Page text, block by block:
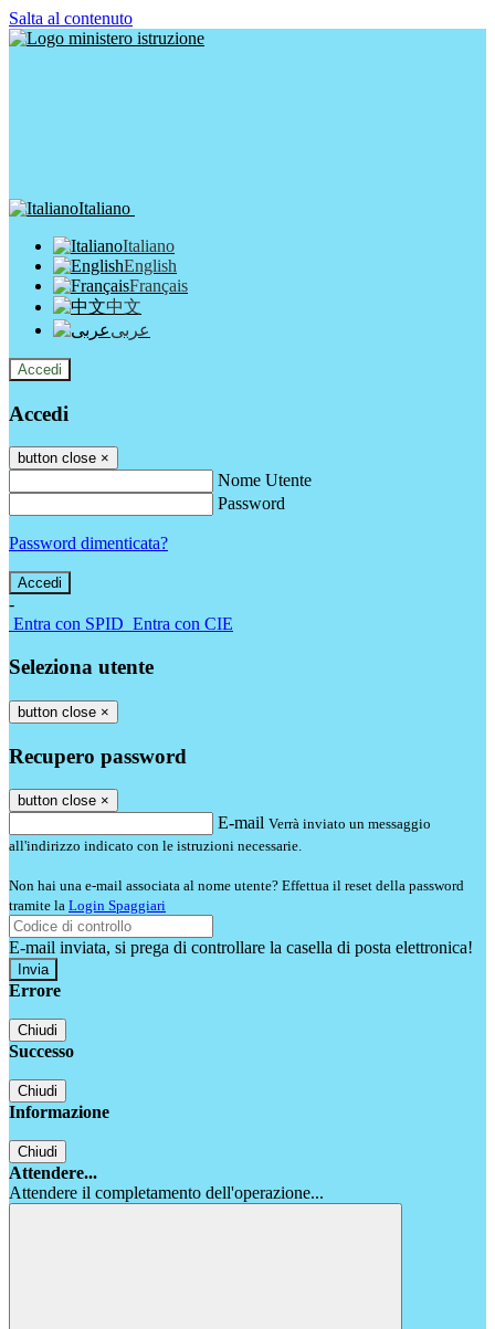
Salta al contenuto
Italiano
Italiano
English
Français
中文
عربى
Accedi
Accedi
button close ×
Nome Utente
Password
Password dimenticata?
-
Entra con SPID Entra con CIE
Seleziona utente
button close ×
Recupero password
button close ×
E-mail Verrà inviato un messaggio
all'indirizzo indicato con le istruzioni necessarie.
Non hai una e-mail associata al nome utente? Effettua il reset della password
tramite la Login Spaggiari
E-mail inviata, si prega di controllare la casella di posta elettronica!
Errore
Chiudi
Successo
Chiudi
Informazione
Chiudi
Attendere...
Attendere il completamento dell'operazione...